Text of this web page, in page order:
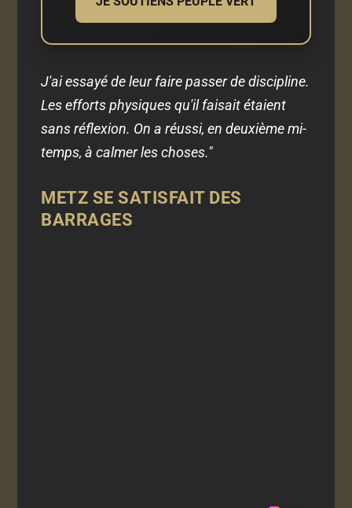
J'ai essayé de leur faire passer de discipline.
Les efforts physiques qu'il faisait étaient
sans réflexion. On a réussi, en deuxième mi-
temps, à calmer les choses."
METZ SE SATISFAIT DES
BARRAGES